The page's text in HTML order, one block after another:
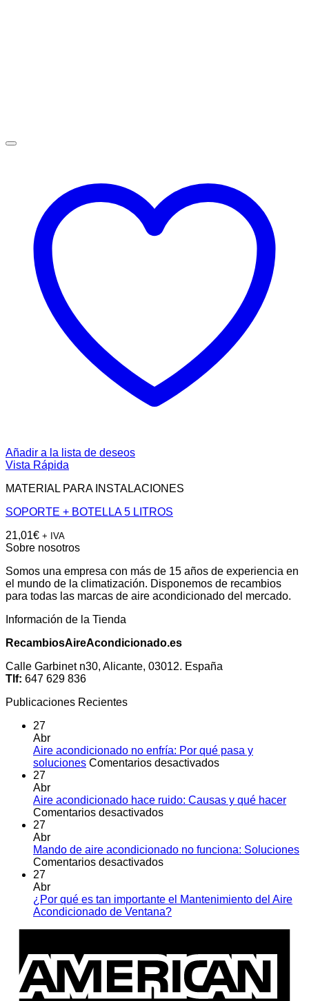
Añadir a la lista de deseos
Vista Rápida
MATERIAL PARA INSTALACIONES
SOPORTE + BOTELLA 5 LITROS
21,01€ + IVA
Sobre nosotros
Somos una empresa con más de 15 años de experiencia en
el mundo de la climatización. Disponemos de recambios
para todas las marcas de aire acondicionado del mercado.
Información de la Tienda
RecambiosAireAcondicionado.es
Calle Garbinet n30, Alicante, 03012. España
Tlf: 647 629 836
Publicaciones Recientes
27
Abr
Aire acondicionado no enfría: Por qué pasa y
soluciones Comentarios desactivadosen
no
pasa
27
Abr
Aire acondicionado hace ruido: Causas y qué hacer
Comentarios desactivadosen
hace
ruido:
qué
hacer
27
Abr
Mando de aire acondicionado no funciona: Soluciones
Comentarios desactivadosen
aire
acondicionado
27
Abr
¿Por qué es tan importante el Mantenimiento del Aire
Acondicionado de Ventana?No
¿Por
qué
tan